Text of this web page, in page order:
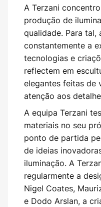
A Terzani
produção de
qualidade. Para tal,
constantemente a
tecnologias e
reflectem em
elegantes feitas de
atenção aos
A equipa Terzani
materiais no seu
ponto de partida
de ideias
iluminação. A
regularmente a
Nigel Coates,
e Dodo Arslan, a